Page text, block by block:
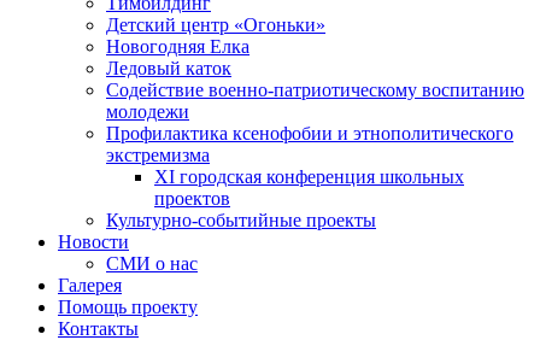
Детский центр «Огоньки»
Новогодняя Елка
Ледовый каток
Содействие военно-патриотическому воспитанию
молодежи
Профилактика ксенофобии и этнополитического
экстремизма
XI городская конференция школьных
проектов
Культурно-событийные проекты
Новости
СМИ о нас
Галерея
Помощь проекту
Контакты